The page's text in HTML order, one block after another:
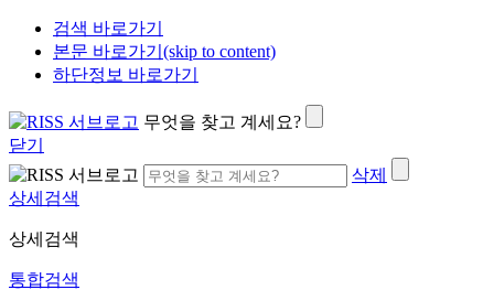
검색 바로가기
본문 바로가기(skip to content)
하단정보 바로가기
무엇을 찾고 계세요?
닫기
삭제
상세검색
상세검색
통합검색